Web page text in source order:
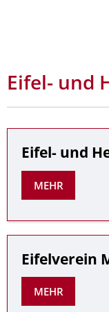
Eifel- und
Eifel- und
MEHR
Eifelverein
MEHR